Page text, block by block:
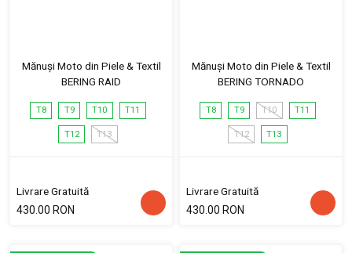
Mănuși Moto din Piele & Textil
BERING RAID
T8 T9 T10 T11
T12 T13
Livrare Gratuită
430.00 RON
Mănuși Moto din Piele & Textil
BERING TORNADO
T8 T9 T10 T11
T12 T13
Livrare Gratuită
430.00 RON